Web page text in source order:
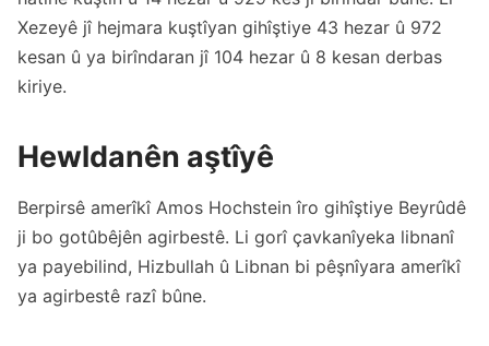
Xezeyê jî hejmara kuştîyan gihîştiye 43 hezar û 972
kesan û ya birîndaran jî 104 hezar û 8 kesan derbas
kiriye.
Hewldanên aştîyê
Berpirsê amerîkî Amos Hochstein îro gihîştiye Beyrûdê
ji bo gotûbêjên agirbestê. Li gorî çavkanîyeka libnanî
ya payebilind, Hizbullah û Libnan bi pêşnîyara amerîkî
ya agirbestê razî bûne.